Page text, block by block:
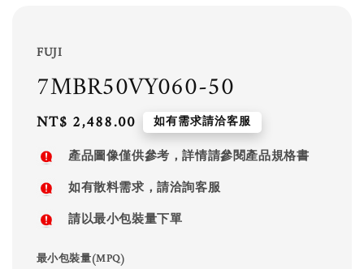
FUJI
7MBR50VY060-50
Regular
price
NT$ 2,488.00 如有需求請洽客服
產品圖像僅供參考，詳情請參閱產品規格書
如有散料需求，請洽詢客服
請以最小包裝量下單
最小包裝量(MPQ)